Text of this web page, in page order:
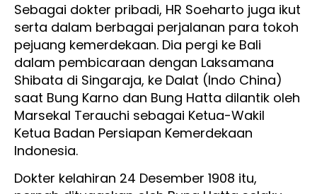
Sebagai dokter pribadi, HR Soeharto juga ikut
serta dalam berbagai perjalanan para tokoh
pejuang kemerdekaan. Dia pergi ke Bali
dalam pembicaraan dengan Laksamana
Shibata di Singaraja, ke Dalat (Indo China)
saat Bung Karno dan Bung Hatta dilantik oleh
Marsekal Terauchi sebagai Ketua-Wakil
Ketua Badan Persiapan Kemerdekaan
Indonesia.
Dokter kelahiran 24 Desember 1908 itu,